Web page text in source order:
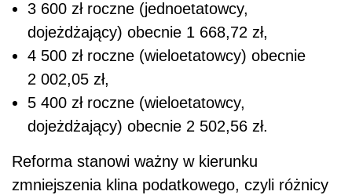
3 600 zł roczne (jednoetatowcy,
dojeżdżający) obecnie 1 668,72 zł,
4 500 zł roczne (wieloetatowcy) obecnie
2 002,05 zł,
5 400 zł roczne (wieloetatowcy,
dojeżdżający) obecnie 2 502,56 zł.
Reforma stanowi ważny w kierunku
zmniejszenia klina podatkowego, czyli różnicy